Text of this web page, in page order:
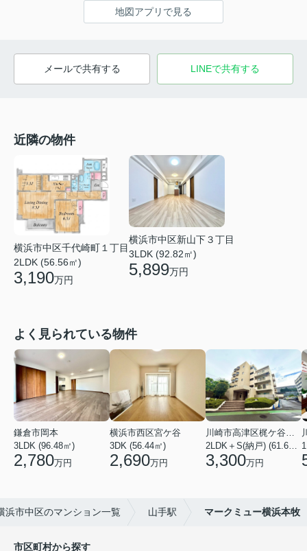
地図アプリで見る
メールで共有する LINEで共有する
近隣の物件
横浜市中区千代崎町１丁目
2LDK (56.56㎡)
3,190万円
横浜市中区新山下３丁目
3LDK (92.82㎡)
5,899万円
よく見られている物件
鎌倉市岡本
3LDK (96.48㎡)
2,780万円
横浜市西区宮ケ谷
3DK (56.44㎡)
2,690万円
川崎市高津区梶ケ谷２丁目
2LDK＋S(納戸) (61.61㎡)
3,300万円
浜市中区のマンション一覧 山手駅 マークミュー横浜本牧
市区町村から探す